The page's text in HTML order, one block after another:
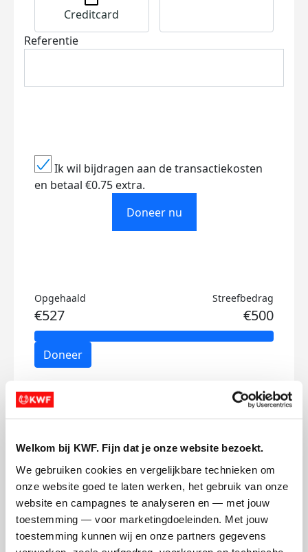
Welkom bij KWF. Fijn dat je onze website bezoekt.
We gebruiken cookies en vergelijkbare technieken om
onze website goed te laten werken, het gebruik van onze
website en campagnes te analyseren en — met jouw
toestemming — voor marketingdoeleinden. Met jouw
toestemming kunnen wij en onze partners gegevens
Creditcard
Referentie
Ik wil bijdragen aan de transactiekosten
en betaal €0.75 extra.
Doneer nu
Opgehaald
€527
Streefbedrag
€500
Doneer